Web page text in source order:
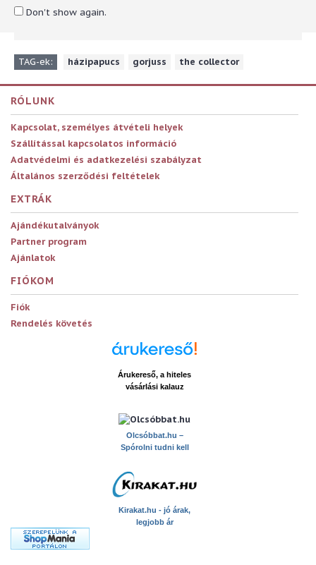
Don't show again.
Anyaga: textil
TAG-ek: házipapucs gorjuss the collector
RÓLUNK
Kapcsolat, személyes átvételi helyek
Szállítással kapcsolatos információ
Adatvédelmi és adatkezelési szabályzat
Általános szerződési feltételek
EXTRÁK
Ajándékutalványok
Partner program
Ajánlatok
FIÓKOM
Fiók
Rendelés követés
Árukereső, a hiteles
vásárlási kalauz
Olcsóbbat.hu –
Spórolni tudni kell
Kirakat.hu - jó árak,
legjobb ár